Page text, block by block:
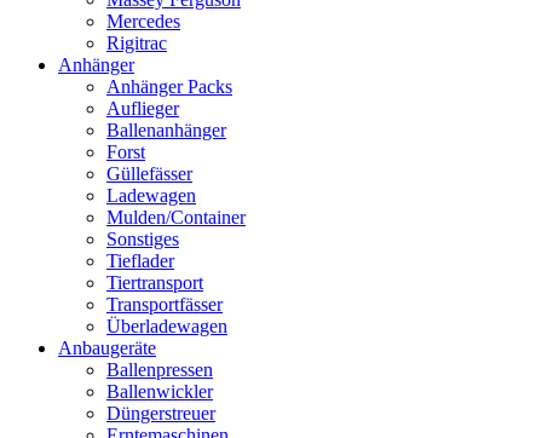
Mercedes
Rigitrac
Anhänger
Anhänger Packs
Auflieger
Ballenanhänger
Forst
Güllefässer
Ladewagen
Mulden/Container
Sonstiges
Tieflader
Tiertransport
Transportfässer
Überladewagen
Anbaugeräte
Ballenpressen
Ballenwickler
Düngerstreuer